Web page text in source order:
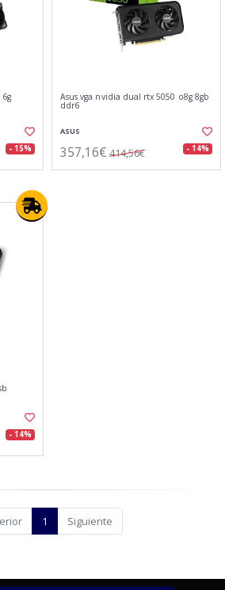
- 15%
Asus vga nvidia dual rtx 5050 o8g 8gb
ddr6
ASUS
357,16€ 414,56€ - 14%
- 14%
1 Siguiente